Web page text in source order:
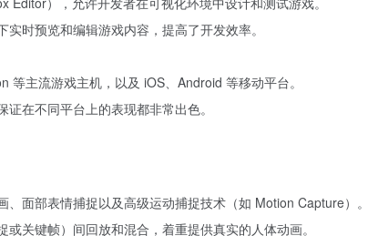
时预览和编辑游戏内容，提高了开发效率。
主流游戏主机，以及 iOS、Android 等移动平台。
在不同平台上的表现都非常出色。
面部表情捕捉以及高级运动捕捉技术（如 Motion Capture）
关键帧）间回放和混合，着重提供真实的人体动画。